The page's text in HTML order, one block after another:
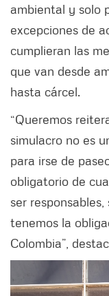
ambiental y solo
excepciones de
cumplieran las
que van desde
hasta cárcel.
“Queremos
simulacro no es
para irse de
obligatorio de
ser
tenemos la
Colombia”,